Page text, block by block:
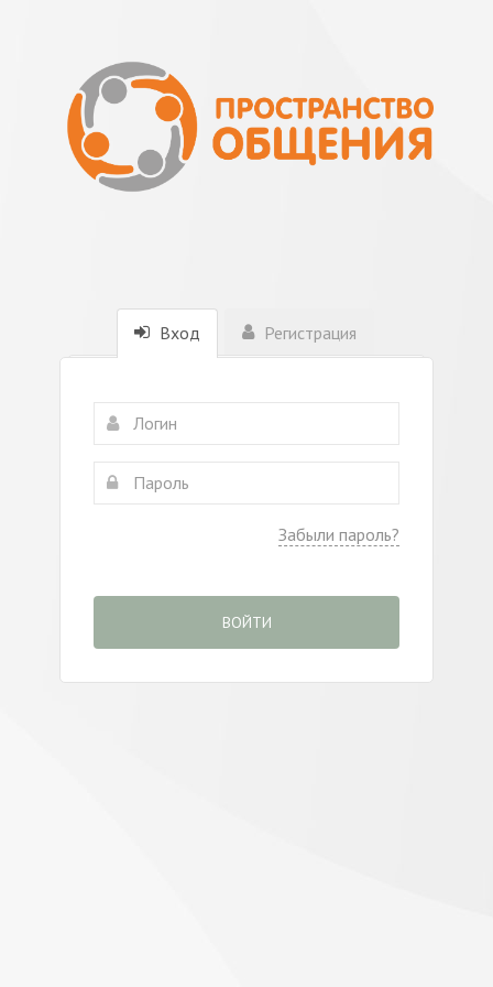
Вход Регистрация
Забыли пароль?
ВОЙТИ